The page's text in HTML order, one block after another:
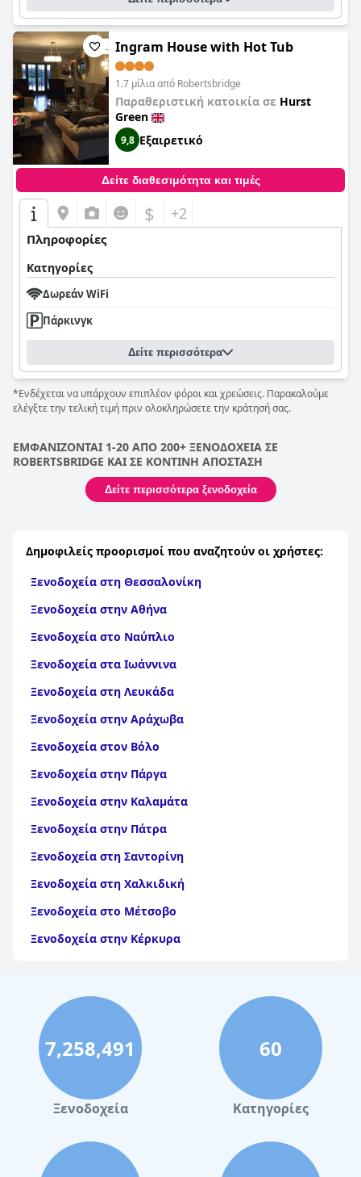
Ingram House with Hot Tub
1.7 μίλια από Robertsbridge
Παραθεριστική κατοικία σε Hurst
Green
9,8 Εξαιρετικό
Δείτε διαθεσιμότητα και τιμές
$ +2
Πληροφορίες
Κατηγορίες
Δωρεάν WiFi
Πάρκινγκ
Δείτε περισσότερα
*Ενδέχεται να υπάρχουν επιπλέον φόροι και χρεώσεις. Παρακαλούμε
ελέγξτε την τελική τιμή πριν ολοκληρώσετε την κράτησή σας.
ΕΜΦΑΝΙΖΟΝΤΑΙ 1-20 ΑΠΟ 200+ ΞΕΝΟΔΟΧΕΙΑ ΣΕ
ROBERTSBRIDGE ΚΑΙ ΣΕ ΚΟΝΤΙΝΗ ΑΠΟΣΤΑΣΗ
Δείτε περισσότερα ξενοδοχεία
Δημοφιλείς προορισμοί που αναζητούν οι χρήστες:
Ξενοδοχεία στη Θεσσαλονίκη
Ξενοδοχεία στην Αθήνα
Ξενοδοχεία στο Ναύπλιο
Ξενοδοχεία στα Ιωάννινα
Ξενοδοχεία στη Λευκάδα
Ξενοδοχεία στην Αράχωβα
Ξενοδοχεία στον Βόλο
Ξενοδοχεία στην Πάργα
Ξενοδοχεία στην Καλαμάτα
Ξενοδοχεία στην Πάτρα
Ξενοδοχεία στη Σαντορίνη
Ξενοδοχεία στη Χαλκιδική
Ξενοδοχεία στο Μέτσοβο
Ξενοδοχεία στην Κέρκυρα
Ξενοδοχεία στην Αίγινα
Ξενοδοχεία στην Πάρο
Ξενοδοχεία στο Λουτράκι
Ξενοδοχεία στη Σκιάθο
Ξενοδοχεία στην Πόλη Χανίων
Ξενοδοχεία στον Πειραιά
7,258,491
Ξενοδοχεία
60
Κατηγορίες